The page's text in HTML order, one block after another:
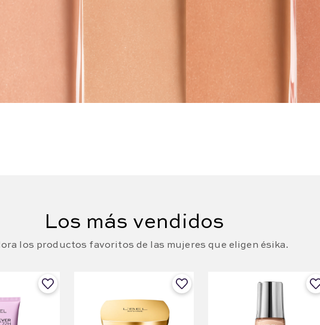
Los más vendidos
los productos favoritos de las mujeres que eligen ésika.